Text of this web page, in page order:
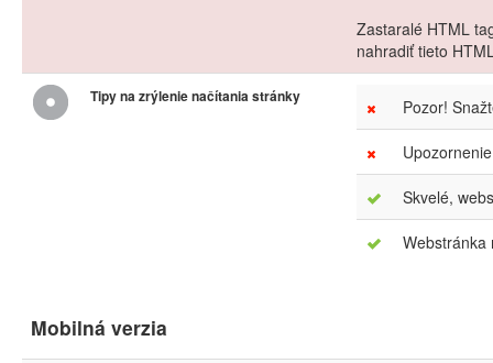
Zastaralé HTML
nahradiť tieto
Tipy na zrýlenie načítania stránky Pozor!
Skvelé,
Webstránka
Mobilná verzia